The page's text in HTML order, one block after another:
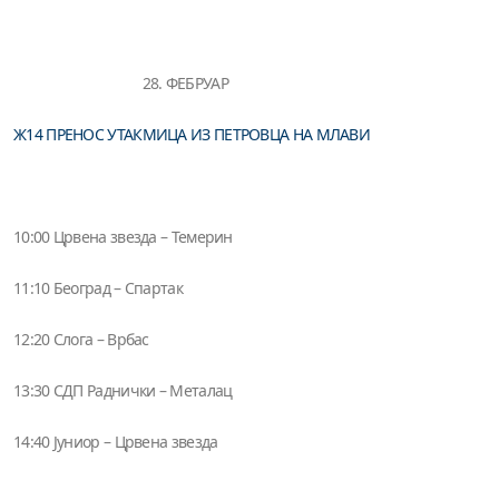
28. ФЕБРУАР
Ж14 ПРЕНОС УТАКМИЦА ИЗ ПЕТРОВЦА НА МЛАВИ
10:00 Црвена звезда – Темерин
11:10 Београд – Спартак
12:20 Слога – Врбас
13:30 СДП Раднички – Металац
14:40 Јуниор – Црвена звезда